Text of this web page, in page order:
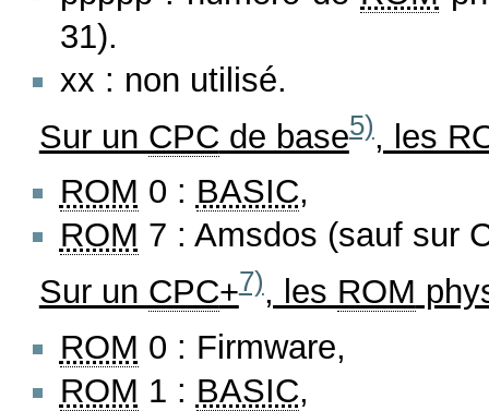
31).
xx : non utilisé.
Sur un CPC de base5), les
ROM 0 : BASIC,
ROM 7 : Amsdos (sauf sur
Sur un CPC+7), les ROM
ROM 0 : Firmware,
ROM 1 : BASIC,